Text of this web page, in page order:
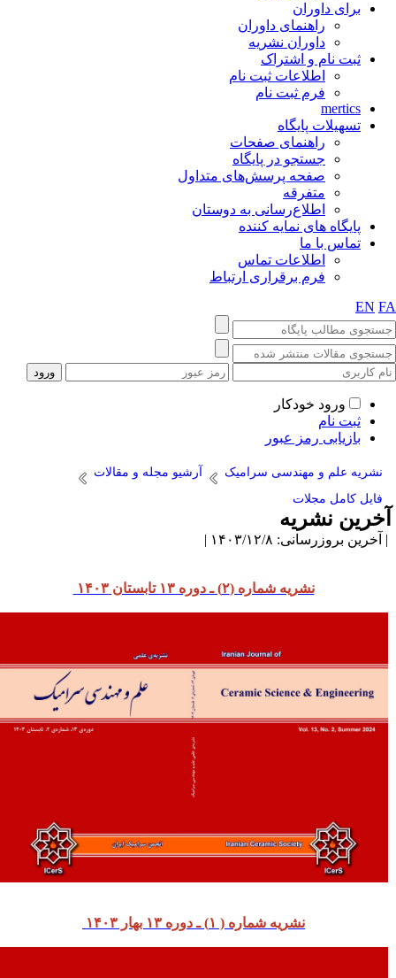
برای داوران
راهنمای داوران
داوران نشریه
ثبت نام و اشتراک
اطلاعات ثبت نام
فرم ثبت نام
mertics
تسهیلات پایگاه
راهنمای صفحات
جستجو در پایگاه
صفحه پرسش‌های متداول
متفرقه
اطلاع‌رسانی به دوستان
پایگاه های نمایه کننده
تماس با ما
اطلاعات تماس
فرم برقراری ارتباط
EN
ورود خودکار
ثبت نام
بازیابی رمز عبور
نشریه علم و مهندسی سرامیک
آرشیو مجله و مقالات
فایل کامل مجلات
نشریه
بروزرسانی: ۱۴۰۳/۱۲/۸ |
نشریه شماره (۲) ـ دوره ۱۳ تابستان ۱۴۰۳
نشریه شماره ( ۱) ـ دوره ۱۳ بهار ۱۴۰۳